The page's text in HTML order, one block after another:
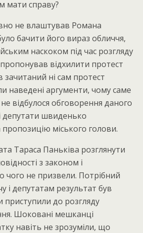
мати справу?
не влаштував Романа
бачити його вираз обличчя,
наскоком під час розгляду
відхилити протест
зачитаний ні сам протест
наведені аргументи, чому саме
відбулося обговорення даного
депутати швиденько
міського голови.
Тараса Паньківа розглянути
з законом і
чого не призвели. Потрібний
і депутатам результат був
приступили до розгляду
Шоковані мешканці
навіть не зрозуміли, що